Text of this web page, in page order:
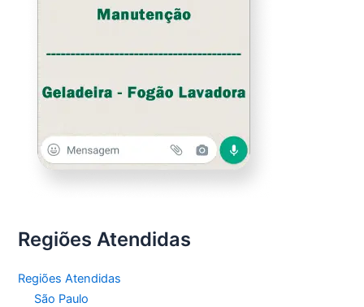
Regiões Atendidas
Regiões Atendidas
São Paulo